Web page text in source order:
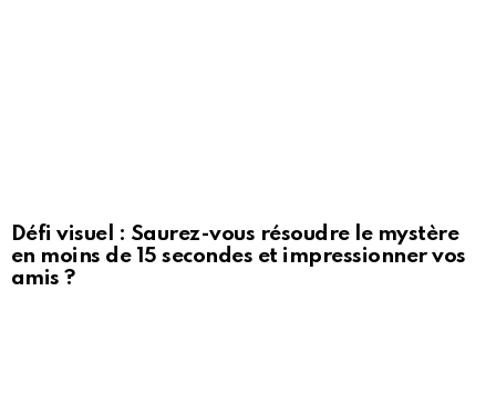
Défi visuel : Saurez-vous résoudre le mystère
en moins de 15 secondes et impressionner vos
amis ?